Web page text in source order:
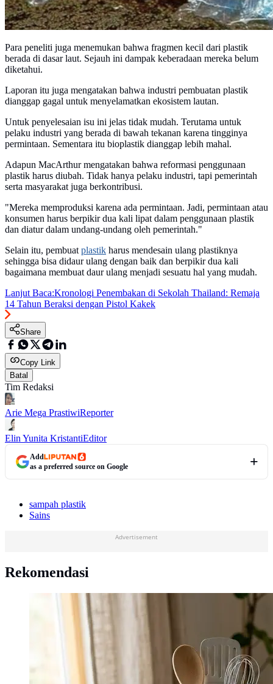
Para peneliti juga menemukan bahwa fragmen kecil dari plastik
berada di dasar laut. Sejauh ini dampak keberadaan mereka belum
diketahui.
Laporan itu juga mengatakan bahwa industri pembuatan plastik
dianggap gagal untuk menyelamatkan ekosistem lautan.
Untuk penyelesaian isu ini jelas tidak mudah. Terutama untuk
pelaku industri yang berada di bawah tekanan karena tingginya
permintaan. Sementara itu bioplastik dianggap lebih mahal.
Adapun MacArthur mengatakan bahwa reformasi penggunaan
plastik harus diubah. Tidak hanya pelaku industri, tapi pemerintah
serta masyarakat juga berkontribusi.
"Mereka memproduksi karena ada permintaan. Jadi, permintaan atau
konsumen harus berpikir dua kali lipat dalam penggunaan plastik
dan diatur dalam undang-undang oleh pemerintah."
Selain itu, pembuatplastik harus mendesain ulang plastiknya
sehingga bisa didaur ulang dengan baik dan berpikir dua kali
bagaimana membuat daur ulang menjadi sesuatu hal yang mudah.
Lanjut Baca:Kronologi Penembakan di Sekolah Thailand: Remaja
14 Tahun Beraksi dengan Pistol Kakek
Share
Copy Link
Batal
Tim Redaksi
Arie Mega PrastiwiReporter
Elin Yunita KristantiEditor
Add
as a preferred source on Google
sampah plastik
Sains
Advertisement
Rekomendasi